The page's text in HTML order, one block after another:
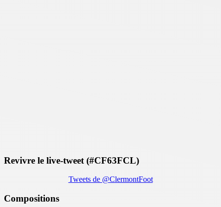
Revivre le live-tweet (#CF63FCL)
Tweets de @ClermontFoot
Compositions